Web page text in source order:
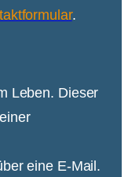
.
Leben. Dieser
eine E-Mail.